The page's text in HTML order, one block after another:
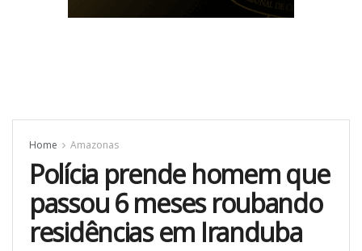
Home Amazonas
Polícia prende homem que
passou 6 meses roubando
residências em Iranduba